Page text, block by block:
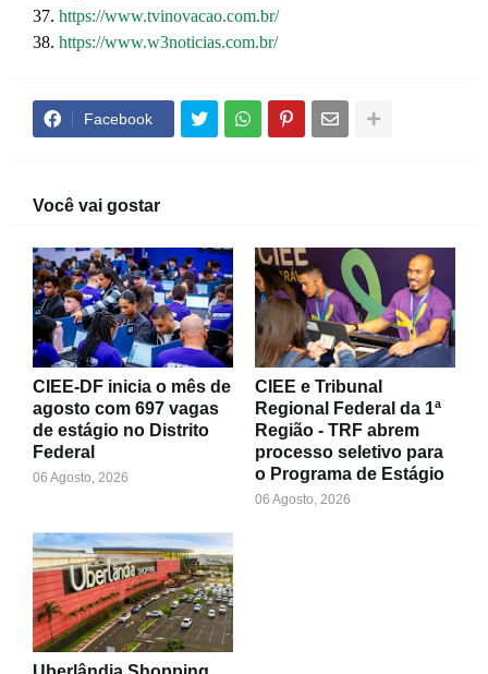
37. https://www.tvinovacao.com.br/
38. https://www.w3noticias.com.br/
Facebook
Você vai gostar
CIEE-DF inicia o mês de
agosto com 697 vagas
de estágio no Distrito
Federal
06 Agosto, 2026
CIEE e Tribunal
Regional Federal da 1ª
Região - TRF abrem
processo seletivo para
o Programa de Estágio
06 Agosto, 2026